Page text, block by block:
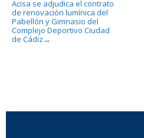
Acisa se adjudica el contrato
de renovación lumínica del
Pabellón y Gimnasio del
Complejo Deportivo Ciudad
de Cádiz →